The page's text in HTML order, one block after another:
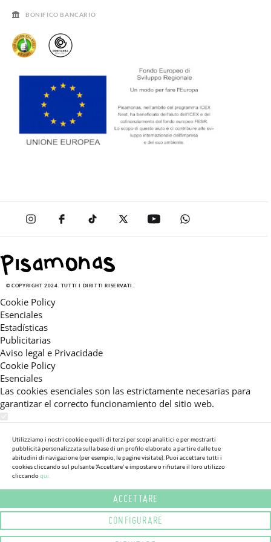
BONIFICO BANCARIO
© COPYRIGHT 2024. TUTTI I DIRITTI RISERVATI.
Cookie Policy
Esenciales
Estadísticas
Publicitarias
Aviso legal e Privacidade
Cookie Policy
Esenciales
Las cookies esenciales son las estrictamente necesarias para
garantizar el correcto funcionamiento del sitio web.
Estas cookies nos permiten ofrecerle una experiencia en el sitio
adaptada a su navegación (recomendaciones de producto
personalizadas, énfasis en categorías frecuentemente
consultadas, etc).Al activar esta cookie, nos ayuda a mejorar aún
más su experiencia.
Publicitarias
Estas cookies permiten a nuestros socios publicitarios enviarle
mensajes específicos y personalizados.
Utilizziamo i nostri cookie e quelli di terzi per scopi analitici e per mostrarti
pubblicità personalizzata sulla base di un profilo elaborato a partire dalle tue
abitudini di navigazione (per esempio, le pagine visitate). Puoi accettare tutti i
cookies cliccando sul pulsante 'Accettare' e impostare o rifiutare il loro utilizzo
cliccandoqui.
ACCETTARE
CONFIGURARE